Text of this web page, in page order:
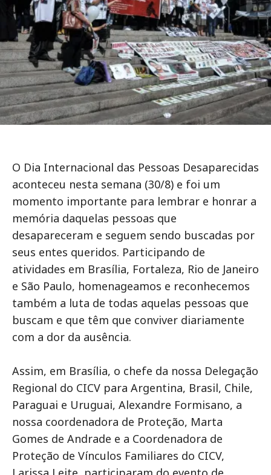
O Dia Internacional das Pessoas Desaparecidas
aconteceu nesta semana (30/8) e foi um
momento importante para lembrar e honrar a
memória daquelas pessoas que
desapareceram e seguem sendo buscadas por
seus entes queridos. Participando de
atividades em Brasília, Fortaleza, Rio de Janeiro
e São Paulo, homenageamos e reconhecemos
também a luta de todas aquelas pessoas que
buscam e que têm que conviver diariamente
com a dor da ausência.
Assim, em Brasília, o chefe da nossa Delegação
Regional do CICV para Argentina, Brasil, Chile,
Paraguai e Uruguai, Alexandre Formisano, a
nossa coordenadora de Proteção, Marta
Gomes de Andrade e a Coordenadora de
Proteção de Vínculos Familiares do CICV,